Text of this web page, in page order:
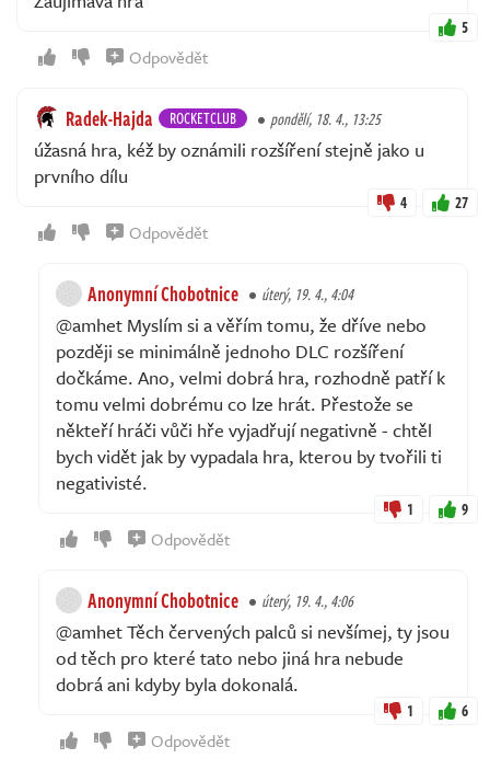
5
Odpovědět
Radek-Hajda ROCKETCLUB pondělí, 18. 4., 13:25
úžasná hra, kéž by oznámili rozšíření stejně jako u
prvního dílu
4 27
Odpovědět
Anonymní Chobotnice úterý, 19. 4., 4:04
@amhet Myslím si a věřím tomu, že dříve nebo
později se minimálně jednoho DLC rozšíření
dočkáme. Ano, velmi dobrá hra, rozhodně patří k
tomu velmi dobrému co lze hrát. Přestože se
někteří hráči vůči hře vyjadřují negativně - chtěl
bych vidět jak by vypadala hra, kterou by tvořili ti
negativisté.
1 9
Odpovědět
Anonymní Chobotnice úterý, 19. 4., 4:06
@amhet Těch červených palců si nevšímej, ty jsou
od těch pro které tato nebo jiná hra nebude
dobrá ani kdyby byla dokonalá.
1 6
Odpovědět